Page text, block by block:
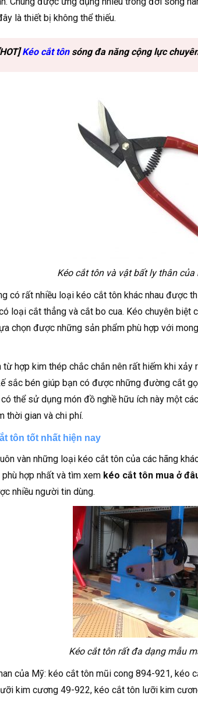
là thiết bị không thể thiếu.
Kéo cắt tôn sóng đa năng cộng lực
Kéo cắt tôn và vật bất ly thân
có rất nhiều loại kéo cắt tôn khác nhau được
loại cắt thẳng và cắt bo cua. Kéo chuyên biệt
chọn được những sản phẩm phù hợp với
hợp kim thép chắc chắn nên rất hiếm khi xảy
sắc bén giúp bạn có được những đường cắt
thể sử dụng món đồ nghề hữu ích này một
thời gian và chi phí.
tôn tốt nhất hiện nay
vàn những loại kéo cắt tôn của các hãng
hợp nhất và tìm xem kéo cắt tôn mua ở
nhiều người tin dùng.
Kéo cắt tôn rất đa dạng mẫu
của Mỹ: kéo cắt tôn mũi cong 894-921, kéo
kim cương 49-922, kéo cắt tôn lưỡi kim